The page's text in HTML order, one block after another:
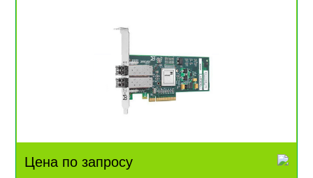
Цена по запросу